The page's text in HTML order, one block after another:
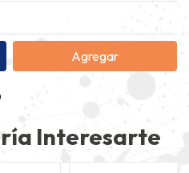
Agregar
Interesarte